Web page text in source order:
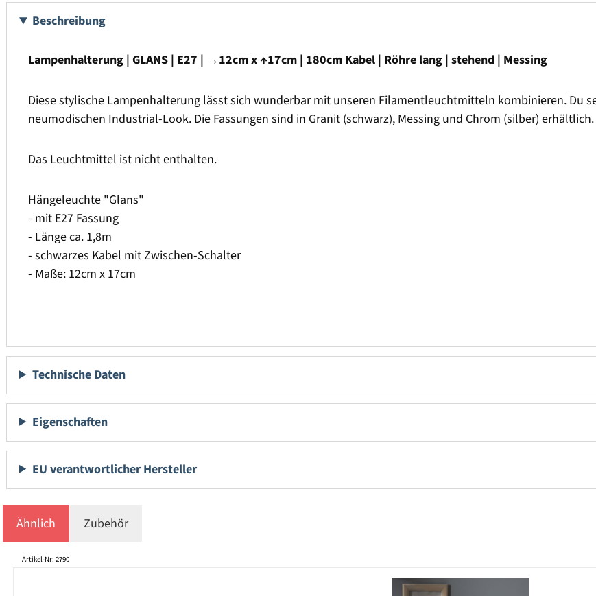
Beschreibung
Lampenhalterung | GLANS | E27 | →12cm x ↑17cm | 180cm Kabel | Röhre lang | stehend | Messing
Diese stylische Lampenhalterung lässt sich wunderbar mit unseren Filamentleuchtmitteln kombinieren. Du
neumodischen Industrial-Look. Die Fassungen sind in Granit (schwarz), Messing und Chrom (silber) erhältlich.
Das Leuchtmittel ist nicht enthalten.
Hängeleuchte "Glans"
- mit E27 Fassung
- Länge ca. 1,8m
- schwarzes Kabel mit Zwischen-Schalter
- Maße: 12cm x 17cm
Technische Daten
Eigenschaften
EU verantwortlicher Hersteller
Ähnlich Zubehör
Produktgalerie überspringen
Artikel-Nr: 2790